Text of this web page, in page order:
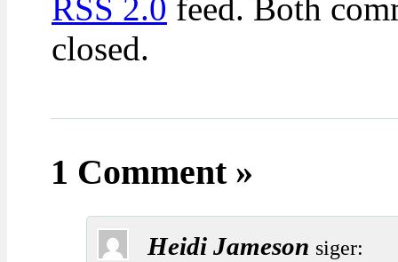
RSS 2.0 feed. Both
closed.
1 Comment »
Heidi Jameson siger: